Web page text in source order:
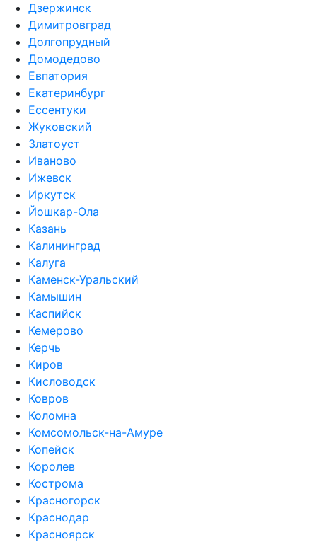
Дзержинск
Димитровград
Долгопрудный
Домодедово
Евпатория
Екатеринбург
Ессентуки
Жуковский
Златоуст
Иваново
Ижевск
Иркутск
Йошкар-Ола
Казань
Калининград
Калуга
Каменск-Уральский
Камышин
Каспийск
Кемерово
Керчь
Киров
Кисловодск
Ковров
Коломна
Комсомольск-на-Амуре
Копейск
Королев
Кострома
Красногорск
Краснодар
Красноярск